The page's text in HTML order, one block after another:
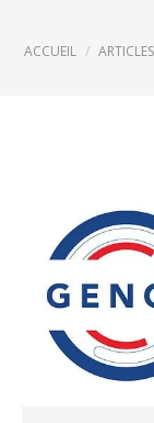
Vous êtes ici :
ACCUEIL